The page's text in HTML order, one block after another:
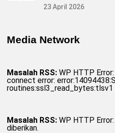
23 April 2026
Media Network
Masalah RSS: WP HTTP
connect error:
Masalah RSS: WP HTTP
diberikan.